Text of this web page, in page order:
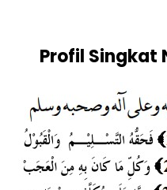
Profil Singkat